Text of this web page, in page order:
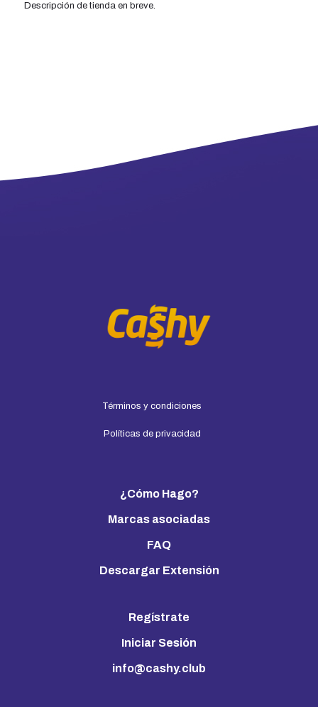
Descripción de tienda en breve.
Términos y condiciones
Políticas de privacidad
¿Cómo Hago?
Marcas asociadas
FAQ
Descargar Extensión
Regístrate
Iniciar Sesión
info@cashy.club